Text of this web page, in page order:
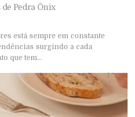
de Pedra Ônix
está sempre em constante
surgindo a cada
que tem...